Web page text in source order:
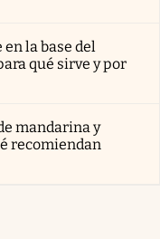
la base del
qué sirve y por
mandarina y
recomiendan